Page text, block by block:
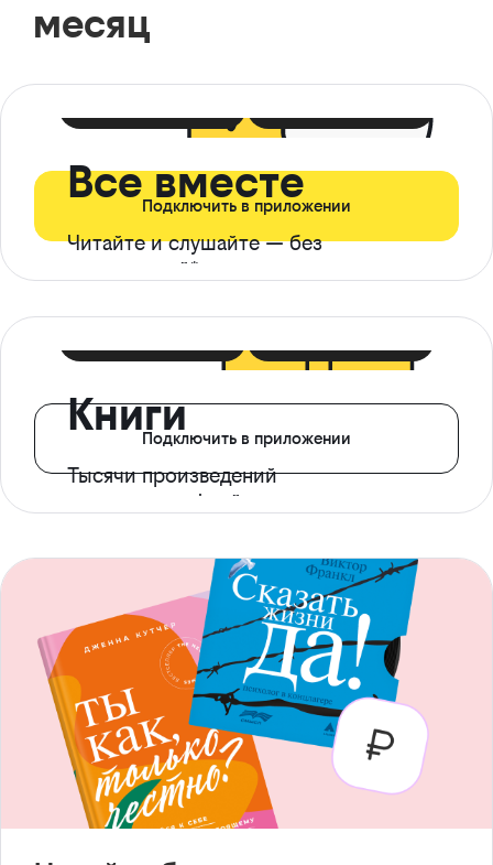
месяц
Все вместе
Читайте и слушайте — без
ограничений*
Подключить в приложении
Книги
Тысячи произведений
с доступом офлайн
Подключить в приложении